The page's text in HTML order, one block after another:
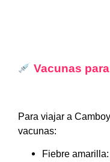
Vacunas para
Para viajar a
vacunas:
Fiebre